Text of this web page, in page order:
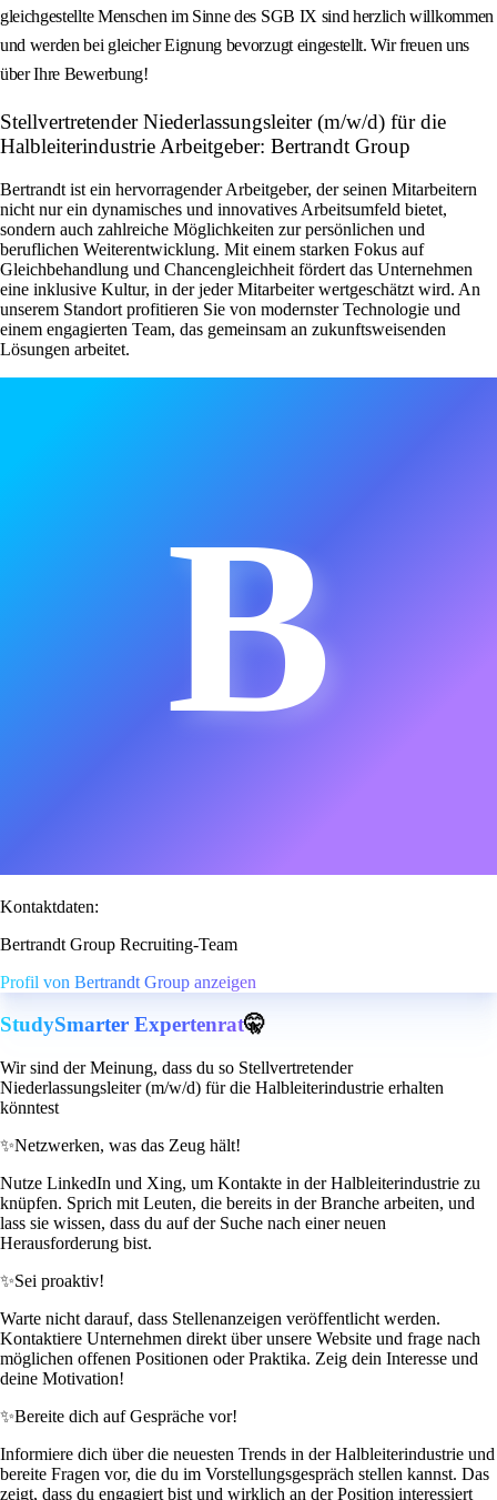
gleichgestellte Menschen im Sinne des SGB IX sind herzlich willkommen
und werden bei gleicher Eignung bevorzugt eingestellt. Wir freuen uns
über Ihre Bewerbung!
Stellvertretender Niederlassungsleiter (m/w/d) für die
Halbleiterindustrie Arbeitgeber: Bertrandt Group
Bertrandt ist ein hervorragender Arbeitgeber, der seinen Mitarbeitern
nicht nur ein dynamisches und innovatives Arbeitsumfeld bietet,
sondern auch zahlreiche Möglichkeiten zur persönlichen und
beruflichen Weiterentwicklung. Mit einem starken Fokus auf
Gleichbehandlung und Chancengleichheit fördert das Unternehmen
eine inklusive Kultur, in der jeder Mitarbeiter wertgeschätzt wird. An
unserem Standort profitieren Sie von modernster Technologie und
einem engagierten Team, das gemeinsam an zukunftsweisenden
Lösungen arbeitet.
B
Kontaktdaten:
Bertrandt Group Recruiting-Team
Profil von Bertrandt Group anzeigen
StudySmarter Expertenrat🤫
Wir sind der Meinung, dass du so Stellvertretender
Niederlassungsleiter (m/w/d) für die Halbleiterindustrie erhalten
könntest
✨Netzwerken, was das Zeug hält!
Nutze LinkedIn und Xing, um Kontakte in der Halbleiterindustrie zu
knüpfen. Sprich mit Leuten, die bereits in der Branche arbeiten, und
lass sie wissen, dass du auf der Suche nach einer neuen
Herausforderung bist.
✨Sei proaktiv!
Warte nicht darauf, dass Stellenanzeigen veröffentlicht werden.
Kontaktiere Unternehmen direkt über unsere Website und frage nach
möglichen offenen Positionen oder Praktika. Zeig dein Interesse und
deine Motivation!
✨Bereite dich auf Gespräche vor!
Informiere dich über die neuesten Trends in der Halbleiterindustrie und
bereite Fragen vor, die du im Vorstellungsgespräch stellen kannst. Das
zeigt, dass du engagiert bist und wirklich an der Position interessiert